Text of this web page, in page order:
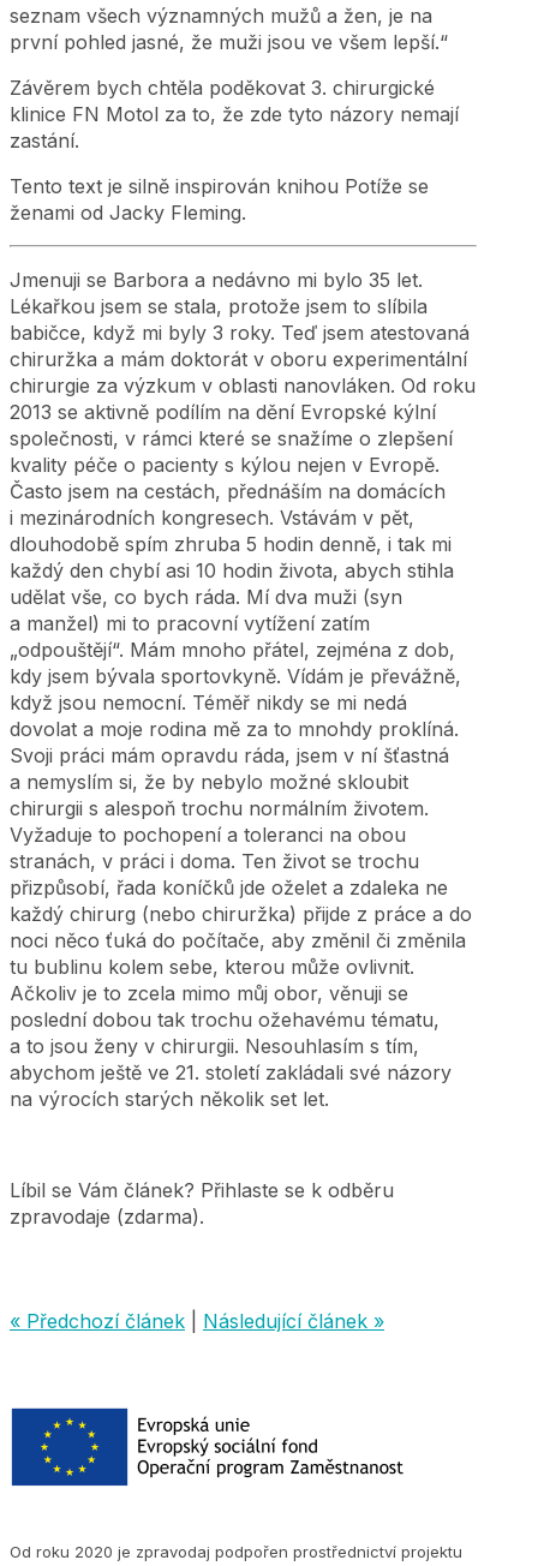
seznam všech významných mužů a žen, je na
první pohled jasné, že muži jsou ve všem lepší.“
Závěrem bych chtěla poděkovat 3. chirurgické
klinice FN Motol za to, že zde tyto názory nemají
zastání.
Tento text je silně inspirován knihou Potíže se
ženami od Jacky Fleming.
Jmenuji se Barbora a nedávno mi bylo 35 let.
Lékařkou jsem se stala, protože jsem to slíbila
babičce, když mi byly 3 roky. Teď jsem atestovaná
chiruržka a mám doktorát v oboru experimentální
chirurgie za výzkum v oblasti nanovláken. Od roku
2013 se aktivně podílím na dění Evropské kýlní
společnosti, v rámci které se snažíme o zlepšení
kvality péče o pacienty s kýlou nejen v Evropě.
Často jsem na cestách, přednáším na domácích
i mezinárodních kongresech. Vstávám v pět,
dlouhodobě spím zhruba 5 hodin denně, i tak mi
každý den chybí asi 10 hodin života, abych stihla
udělat vše, co bych ráda. Mí dva muži (syn
a manžel) mi to pracovní vytížení zatím
„odpouštějí“. Mám mnoho přátel, zejména z dob,
kdy jsem bývala sportovkyně. Vídám je převážně,
když jsou nemocní. Téměř nikdy se mi nedá
dovolat a moje rodina mě za to mnohdy proklíná.
Svoji práci mám opravdu ráda, jsem v ní šťastná
a nemyslím si, že by nebylo možné skloubit
chirurgii s alespoň trochu normálním životem.
Vyžaduje to pochopení a toleranci na obou
stranách, v práci i doma. Ten život se trochu
přizpůsobí, řada koníčků jde oželet a zdaleka ne
každý chirurg (nebo chiruržka) přijde z práce a do
noci něco ťuká do počítače, aby změnil či změnila
tu bublinu kolem sebe, kterou může ovlivnit.
Ačkoliv je to zcela mimo můj obor, věnuji se
poslední dobou tak trochu ožehavému tématu,
a to jsou ženy v chirurgii. Nesouhlasím s tím,
abychom ještě ve 21. století zakládali své názory
na výrocích starých několik set let.
Líbil se Vám článek? Přihlaste se k odběru
zpravodaje (zdarma).
« Předchozí článek Následující článek »
Od roku 2020 je zpravodaj podpořen prostřednictví projektu